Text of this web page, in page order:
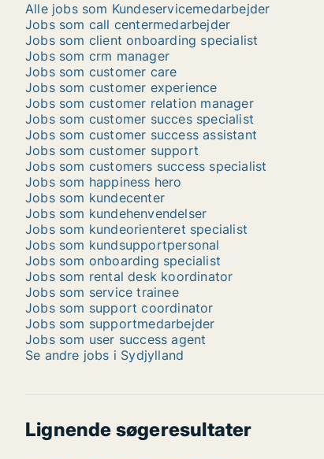
Alle jobs som Kundeservicemedarbejder
Jobs som call centermedarbejder
Jobs som client onboarding specialist
Jobs som crm manager
Jobs som customer care
Jobs som customer experience
Jobs som customer relation manager
Jobs som customer succes specialist
Jobs som customer success assistant
Jobs som customer support
Jobs som customers success specialist
Jobs som happiness hero
Jobs som kundecenter
Jobs som kundehenvendelser
Jobs som kundeorienteret specialist
Jobs som kundsupportpersonal
Jobs som onboarding specialist
Jobs som rental desk koordinator
Jobs som service trainee
Jobs som support coordinator
Jobs som supportmedarbejder
Jobs som user success agent
Se andre jobs i Sydjylland
Lignende søgeresultater